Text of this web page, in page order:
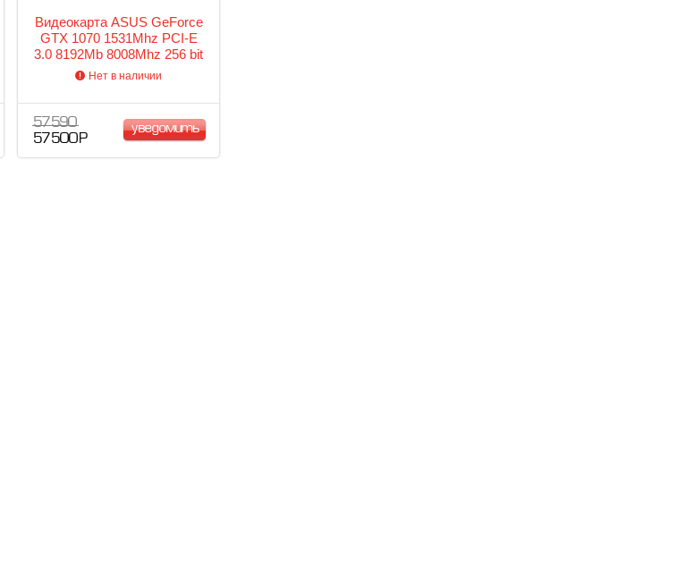
Видеокарта ASUS GeForce
GTX 1070 1531Mhz PCI-E
3.0 8192Mb 8008Mhz 256 bit
DVI 2xHDMI HDCP STRIX-
Нет в наличии
57 590
57 500 Р
уведомить